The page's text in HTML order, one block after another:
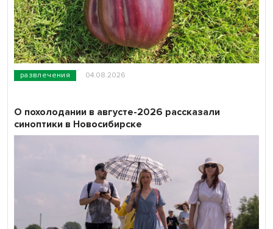
развлечения 04.08.2026
О похолодании в августе-2026 рассказали
синоптики в Новосибирске